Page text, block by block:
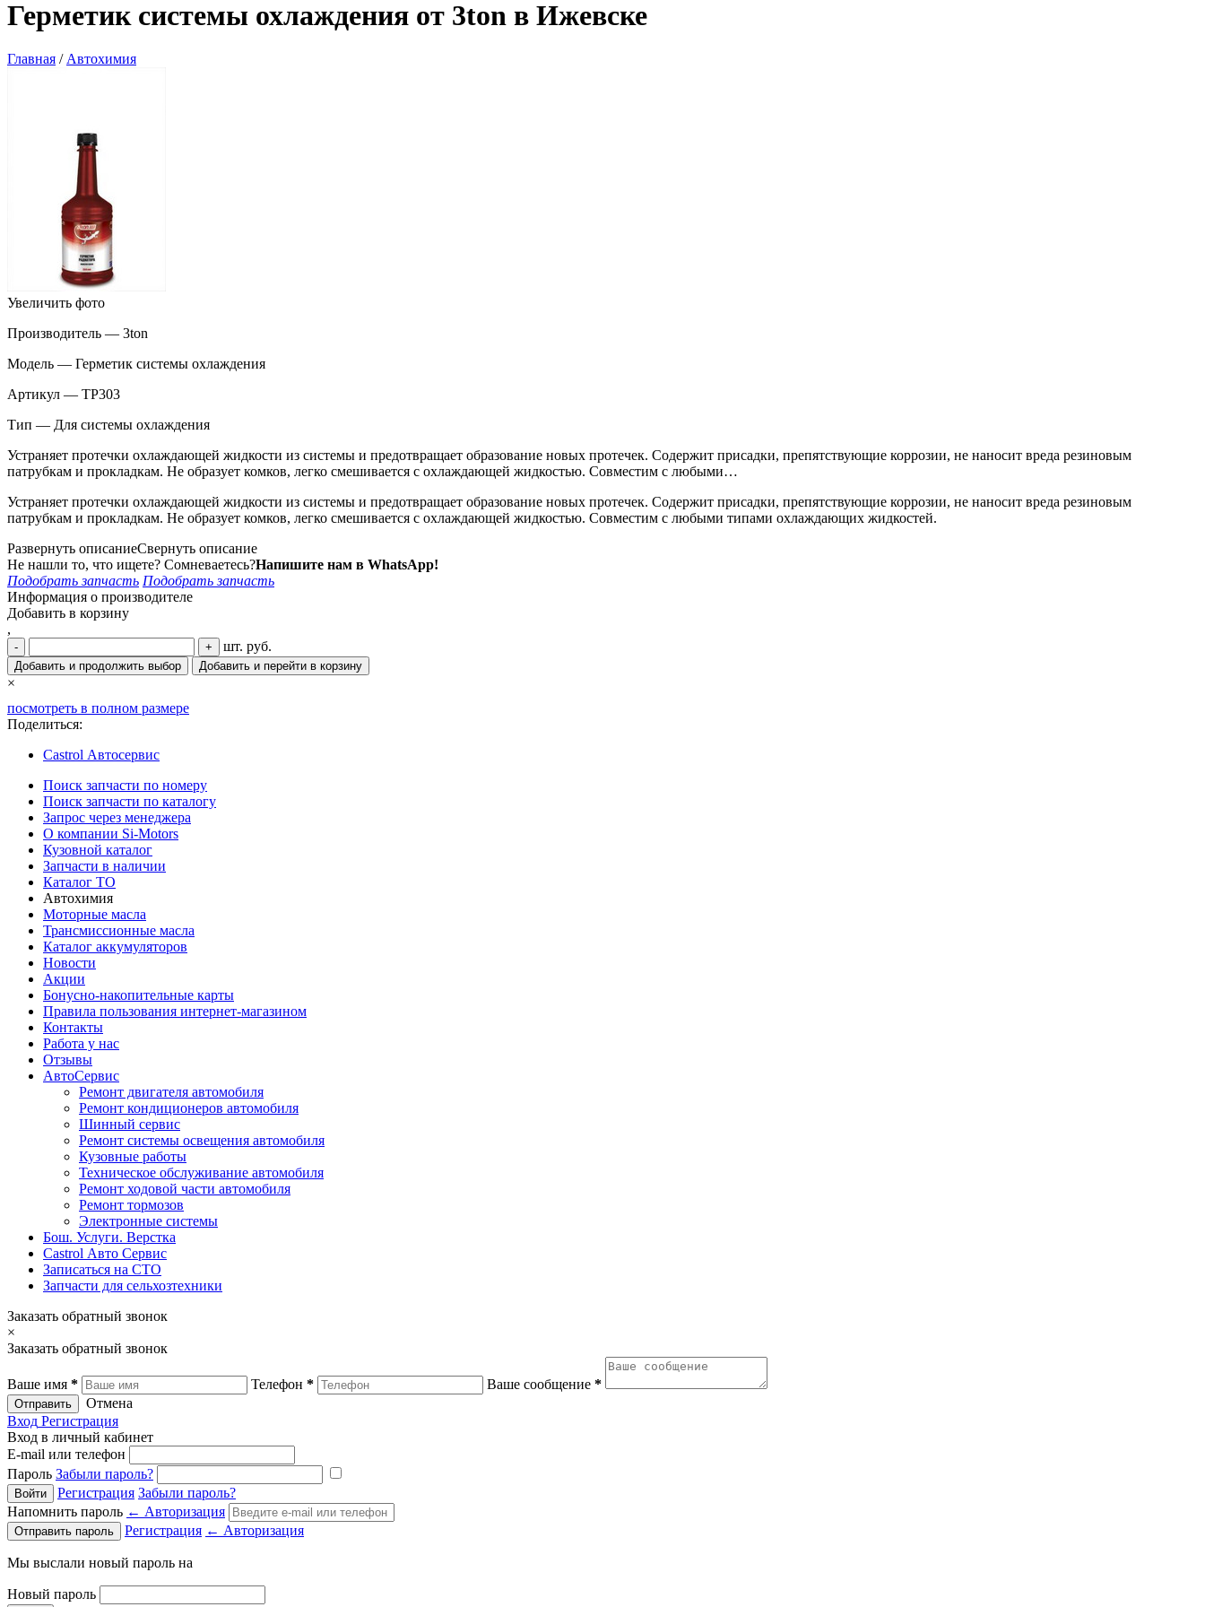
Герметик системы охлаждения от 3ton в Ижевске
Главная / Автохимия
Увеличить фото
Производитель — 3ton
Модель — Герметик системы охлаждения
Артикул — TP303
Тип — Для системы охлаждения
Устраняет протечки охлаждающей жидкости из системы и предотвращает образование новых протечек. Содержит присадки, препятствующие коррозии, не наносит вреда резиновым
патрубкам и прокладкам. Не образует комков, легко смешивается с охлаждающей жидкостью. Совместим с любыми…
Устраняет протечки охлаждающей жидкости из системы и предотвращает образование новых протечек. Содержит присадки, препятствующие коррозии, не наносит вреда резиновым
патрубкам и прокладкам. Не образует комков, легко смешивается с охлаждающей жидкостью. Совместим с любыми типами охлаждающих жидкостей.
Развернуть описаниеСвернуть описание
Не нашли то, что ищете? Сомневаетесь?Напишите нам в WhatsApp!
Подобрать запчасть Подобрать запчасть
Информация о производителе
Добавить в корзину
,
- + шт. руб.
Добавить и продолжить выбор Добавить и перейти в корзину
×
посмотреть в полном размере
Поделиться:
Castrol Автосервис
Поиск запчасти по номеру
Поиск запчасти по каталогу
Запрос через менеджера
О компании Si-Motors
Кузовной каталог
Запчасти в наличии
Каталог ТО
Автохимия
Моторные масла
Трансмиссионные масла
Каталог аккумуляторов
Новости
Акции
Бонусно-накопительные карты
Правила пользования интернет-магазином
Контакты
Работа у нас
Отзывы
АвтоСервис
Ремонт двигателя автомобиля
Ремонт кондиционеров автомобиля
Шинный сервис
Ремонт системы освещения автомобиля
Кузовные работы
Техническое обслуживание автомобиля
Ремонт ходовой части автомобиля
Ремонт тормозов
Электронные системы
Бош. Услуги. Верстка
Castrol Авто Сервис
Записаться на СТО
Запчасти для сельхозтехники
Заказать обратный звонок
×
Заказать обратный звонок
Ваше имя * Телефон * Ваше сообщение *
Отправить
Отмена
Вход Регистрация
Вход в личный кабинет
E-mail или телефон
Пароль Забыли пароль?
Регистрация Забыли пароль?
Напомнить пароль ← Авторизация
Регистрация ← Авторизация
Мы выслали новый пароль на
Новый пароль